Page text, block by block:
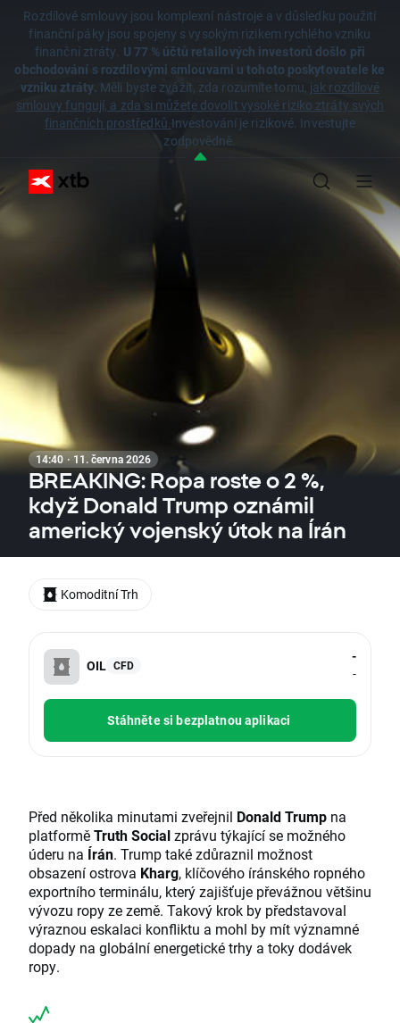
Rozdílové smlouvy jsou komplexní nástroje a v důsledku použití
finanční páky jsou spojeny s vysokým rizikem rychlého vzniku
finanční ztráty. U 77 % účtů retailových investorů došlo při
obchodování s rozdílovými smlouvami u tohoto poskytovatele ke
vzniku ztráty. Měli byste zvážit, zda rozumíte tomu, jak rozdílové
smlouvy fungují, a zda si můžete dovolit vysoké riziko ztráty svých
finančních prostředků.Investování je rizikové. Investujte
zodpovědně.
14:40 · 11. června 2026
BREAKING: Ropa roste o 2 %,
když Donald Trump oznámil
americký vojenský útok na Írán
OIL CFD
-
-
Stáhněte si bezplatnou aplikaci
Před několika minutami zveřejnil Donald Trump na
platforměTruth Socialzprávu týkající se možného
úderu na Írán. Trump také zdůraznil možnost
obsazení ostrova Kharg, klíčového íránského ropného
exportního terminálu, který zajišťuje převážnou většinu
vývozu ropy ze země. Takový krok by představoval
výraznou eskalaci konfliktu a mohl by mít významné
dopady na globální energetické trhy a toky dodávek
ropy.
Komoditní Trh